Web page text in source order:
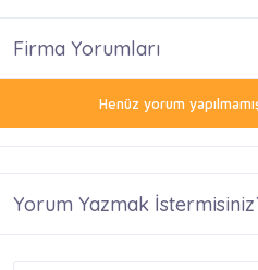
Firma Yorumları
Henüz yorum
Yorum Yazmak